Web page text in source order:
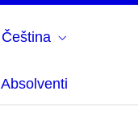
Čeština
Absolventi